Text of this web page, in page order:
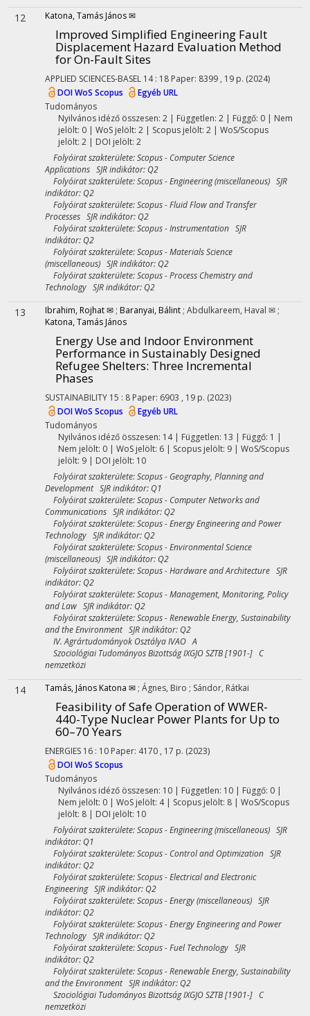
12 Katona, Tamás János ✉
Improved Simplified Engineering Fault
Displacement Hazard Evaluation Method
for On-Fault Sites
APPLIED SCIENCES-BASEL 14: 18 Paper: 8399 , 19 p. (2024)
DOIWoS Scopus
Egyéb URL
Tudományos
Nyilvános idéző összesen: 2| Független: 2 | Függő: 0 | Nem
jelölt: 0 | WoS jelölt: 2 | Scopus jelölt: 2 | WoS/Scopus
jelölt: 2 | DOI jelölt: 2
Folyóirat szakterülete: Scopus - Computer Science
Applications SJR indikátor: Q2
Folyóirat szakterülete: Scopus - Engineering (miscellaneous) SJR
indikátor: Q2
Folyóirat szakterülete: Scopus - Fluid Flow and Transfer
Processes SJR indikátor: Q2
Folyóirat szakterülete: Scopus - Instrumentation SJR
indikátor: Q2
Folyóirat szakterülete: Scopus - Materials Science
(miscellaneous) SJR indikátor: Q2
Folyóirat szakterülete: Scopus - Process Chemistry and
Technology SJR indikátor: Q2
13 Ibrahim, Rojhat ✉ ; Baranyai, Bálint ; Abdulkareem, Haval ✉ ;
Katona, Tamás János
Energy Use and Indoor Environment
Performance in Sustainably Designed
Refugee Shelters: Three Incremental
Phases
SUSTAINABILITY 15 : 8 Paper: 6903 , 19 p. (2023)
DOIWoS Scopus
Egyéb URL
Tudományos
Nyilvános idéző összesen: 14| Független: 13 | Függő: 1 |
Nem jelölt: 0 | WoS jelölt: 6 | Scopus jelölt: 9 | WoS/Scopus
jelölt: 9 | DOI jelölt: 10
Folyóirat szakterülete: Scopus - Geography, Planning and
Development SJR indikátor: Q1
Folyóirat szakterülete: Scopus - Computer Networks and
Communications SJR indikátor: Q2
Folyóirat szakterülete: Scopus - Energy Engineering and Power
Technology SJR indikátor: Q2
Folyóirat szakterülete: Scopus - Environmental Science
(miscellaneous) SJR indikátor: Q2
Folyóirat szakterülete: Scopus - Hardware and Architecture SJR
indikátor: Q2
Folyóirat szakterülete: Scopus - Management, Monitoring, Policy
and Law SJR indikátor: Q2
Folyóirat szakterülete: Scopus - Renewable Energy, Sustainability
and the Environment SJR indikátor: Q2
IV. Agrártudományok Osztálya IVAO A
Szociológiai Tudományos Bizottság IXGJO SZTB [1901-] C
nemzetközi
14 Tamás, János Katona ✉ ; Ágnes, Biro ; Sándor, Rátkai
Feasibility of Safe Operation of WWER-
440-Type Nuclear Power Plants for Up to
60–70 Years
ENERGIES 16 : 10 Paper: 4170 , 17 p. (2023)
DOIWoS Scopus
Tudományos
Nyilvános idéző összesen: 10| Független: 10 | Függő: 0 |
Nem jelölt: 0 | WoS jelölt: 4 | Scopus jelölt: 8 | WoS/Scopus
jelölt: 8 | DOI jelölt: 10
Folyóirat szakterülete: Scopus - Engineering (miscellaneous) SJR
indikátor: Q1
Folyóirat szakterülete: Scopus - Control and Optimization SJR
indikátor: Q2
Folyóirat szakterülete: Scopus - Electrical and Electronic
Engineering SJR indikátor: Q2
Folyóirat szakterülete: Scopus - Energy (miscellaneous) SJR
indikátor: Q2
Folyóirat szakterülete: Scopus - Energy Engineering and Power
Technology SJR indikátor: Q2
Folyóirat szakterülete: Scopus - Fuel Technology SJR
indikátor: Q2
Folyóirat szakterülete: Scopus - Renewable Energy, Sustainability
and the Environment SJR indikátor: Q2
Szociológiai Tudományos Bizottság IXGJO SZTB [1901-] C
nemzetközi